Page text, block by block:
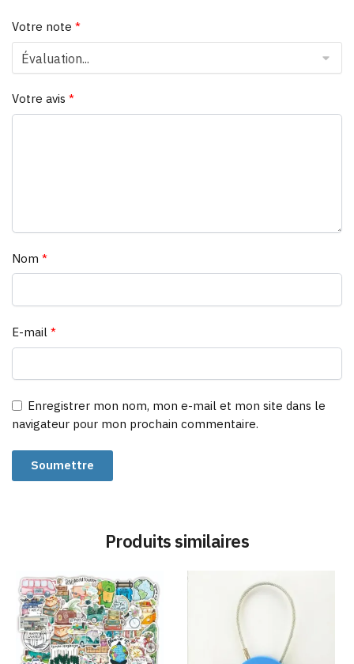
Votre note *
Votre avis *
Nom *
E-mail *
Enregistrer mon nom, mon e-mail et mon site dans le
navigateur pour mon prochain commentaire.
Produits similaires